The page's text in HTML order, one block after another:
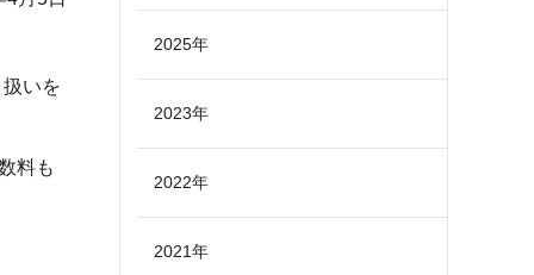
いを
料も
2025年
2023年
2022年
2021年